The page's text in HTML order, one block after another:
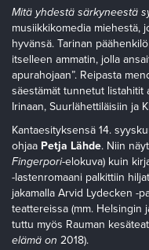
Mitä yhdestä särkyneestä
musiikkikomedia miehestä,
hyvänsä. Tarinan
itselleen ammatin, jolla
apurahojaan”. Reipasta
säestämät tunnetut listahitit
Irinaan, Suurlähettiläisiin ja
Kantaesityksensä 14.
ohjaa Petja Lähde. Niin
Fingerpori-elokuva) kuin
-lastenromaani palkittiin
jakamalla Arvid Lydecken -
teattereissa (mm. Helsingin
tuttu myös Rauman
elämä on 2018).